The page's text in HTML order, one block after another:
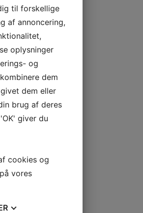
til forskellige
af annoncering,
oplysninger
og
dem
dem eller
brug af deres
giver du
cookies og
vores